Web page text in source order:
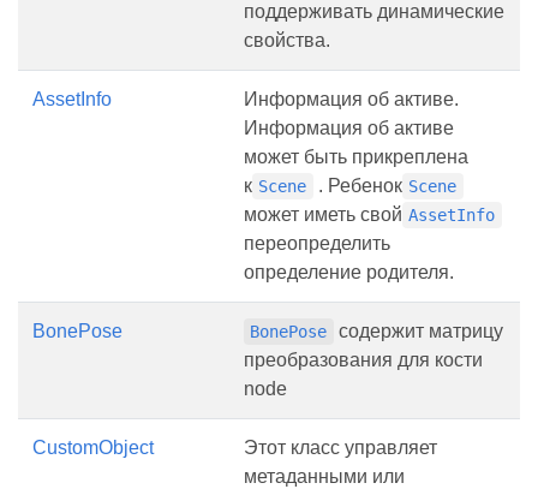
поддерживать динамические
свойства.
AssetInfo
Информация об активе.
Информация об активе
может быть прикреплена
к Scene . Ребенок Scene
может иметь свой AssetInfo
переопределить
определение родителя.
BonePose BonePose
содержит матрицу
преобразования для кости
node
CustomObject
Этот класс управляет
метаданными или